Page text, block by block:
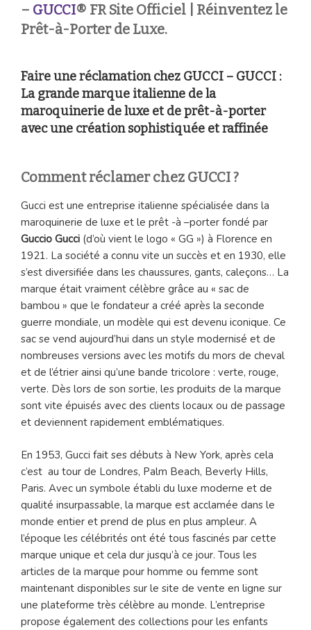
– GUCCI® FR Site Officiel | Réinventez le
Prêt-à-Porter de Luxe.
Faire une réclamation chez GUCCI – GUCCI :
La grande marque italienne de la
maroquinerie de luxe et de prêt-à-porter
avec une création sophistiquée et raffinée
Comment réclamer chez GUCCI ?
Gucci est une entreprise italienne spécialisée dans la
maroquinerie de luxe et le prêt -à –porter fondé par
Guccio Gucci (d’où vient le logo « GG ») à Florence en
1921. La société a connu vite un succès et en 1930, elle
s’est diversifiée dans les chaussures, gants, caleçons… La
marque était vraiment célèbre grâce au « sac de
bambou » que le fondateur a créé après la seconde
guerre mondiale, un modèle qui est devenu iconique. Ce
sac se vend aujourd’hui dans un style modernisé et de
nombreuses versions avec les motifs du mors de cheval
et de l’étrier ainsi qu’une bande tricolore : verte, rouge,
verte. Dès lors de son sortie, les produits de la marque
sont vite épuisés avec des clients locaux ou de passage
et deviennent rapidement emblématiques.
En 1953, Gucci fait ses débuts à New York, après cela
c’est au tour de Londres, Palm Beach, Beverly Hills,
Paris. Avec un symbole établi du luxe moderne et de
qualité insurpassable, la marque est acclamée dans le
monde entier et prend de plus en plus ampleur. A
l’époque les célébrités ont été tous fascinés par cette
marque unique et cela dur jusqu’à ce jour. Tous les
articles de la marque pour homme ou femme sont
maintenant disponibles sur le site de vente en ligne sur
une plateforme très célèbre au monde. L’entreprise
propose également des collections pour les enfants